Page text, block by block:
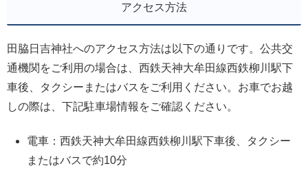
アクセス方法
田脇日吉神社へのアクセス方法は以下の通りです。公共交
通機関をご利用の場合は、西鉄天神大牟田線西鉄柳川駅下
車後、タクシーまたはバスをご利用ください。お車でお越
しの際は、下記駐車場情報をご確認ください。
電車：西鉄天神大牟田線西鉄柳川駅下車後、タクシー
またはバスで約10分